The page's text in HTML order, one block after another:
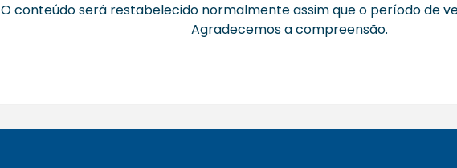
O conteúdo será restabelecido normalmente assim que o período de
Agradecemos a compreensão.